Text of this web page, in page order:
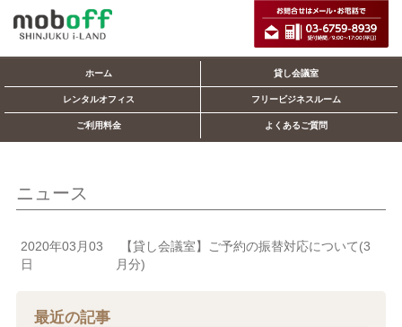
ホーム 貸し会議室
レンタルオフィス フリービジネスルーム
ご利用料金 よくあるご質問
ニュース
2020年03月03
日
【貸し会議室】ご予約の振替対応について(3
月分)
最近の記事